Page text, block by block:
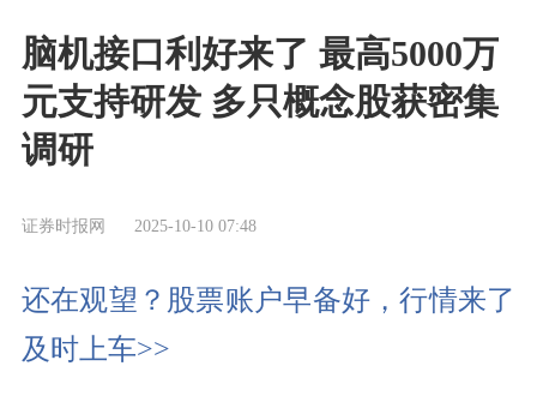
脑机接口利好来了 最高5000万
元支持研发 多只概念股获密集
调研
证券时报网 2025-10-10 07:48
还在观望？股票账户早备好，行情来了
及时上车>>